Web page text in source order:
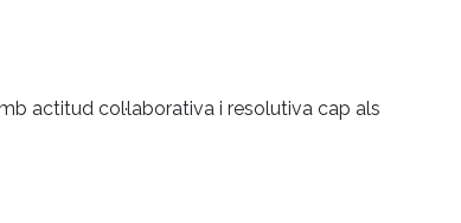
actitud col·laborativa i resolutiva cap als